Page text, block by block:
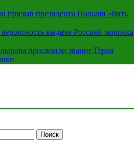
призыв президента Польши «бить
выдачи Россией морпеха
присвоили звание Героя